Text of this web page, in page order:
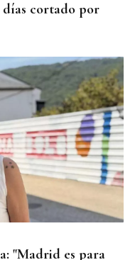
días cortado por
"Madrid es para